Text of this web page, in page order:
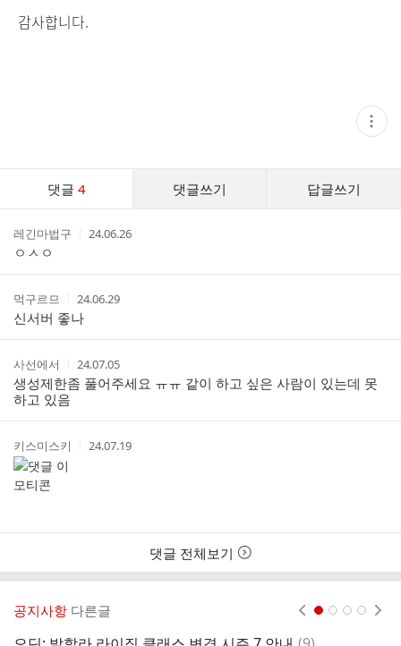
감사합니다.
현
재
글
기
댓글 4 댓글쓰기 답글쓰기
스
작
성
자
레긴마법구
작
간
24.06.26
ㅇㅅㅇ
작
성
자
먹구르므
작
성
시
간
24.06.29
신서버 좋나
작
성
자
사선에서
작
성
시
24.07.05
생성제한좀 풀어주세요 ㅠㅠ 같이 하고 싶은 사람이 있는데 못
하고 있음
작
성
자
키스미스키
작
24.07.19
댓글 전체보기
공지사항 다른글